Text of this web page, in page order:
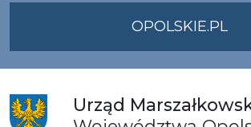
OPOLSKIE.PL
Urząd